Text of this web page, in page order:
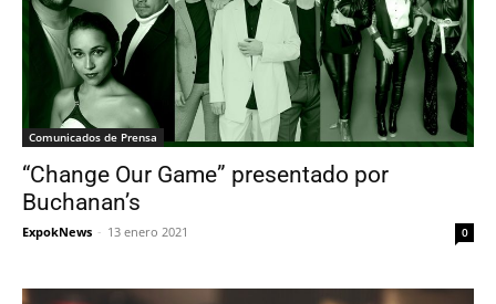
Comunicados de Prensa
“Change Our Game” presentado por
Buchanan’s
ExpokNews - 13 enero 2021 0